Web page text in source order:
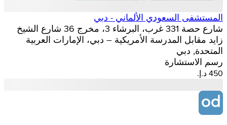
المستشفى السعودي الألماني - دبي
شارع حصة 331 غرب، البرشاء 3، مخرج 36 شارع الشيخ
زايد مقابل المدرسة الأمريكية – دبي، الإمارات العربية
المتحدة, دبي
رسم الاستشارة